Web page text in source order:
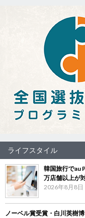
ライフスタイル
韓国旅行でau
万店舗以上が
2026年8月8日
ノーベル賞受賞・白川英樹